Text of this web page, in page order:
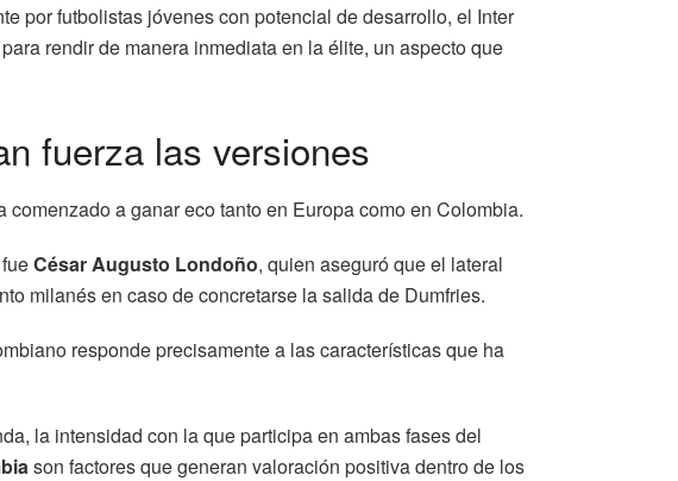
por futbolistas jóvenes con potencial de desarrollo, el Inter
rendir de manera inmediata en la élite, un aspecto que
fuerza las versiones
a ganar eco tanto en Europa como en Colombia.
César Augusto Londoño, quien aseguró que el lateral
milanés en caso de concretarse la salida de Dumfries.
responde precisamente a las características que ha
la intensidad con la que participa en ambas fases del
son factores que generan valoración positiva dentro de los